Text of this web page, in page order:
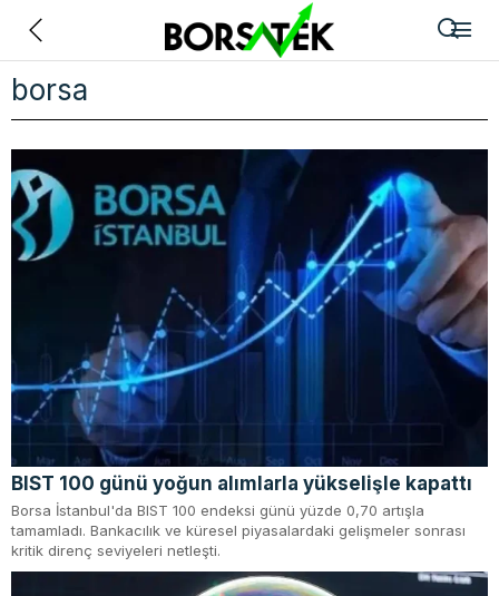
borsa
BIST 100 günü yoğun alımlarla yükselişle kapattı
Borsa İstanbul'da BIST 100 endeksi günü yüzde 0,70 artışla
tamamladı. Bankacılık ve küresel piyasalardaki gelişmeler sonrası
kritik direnç seviyeleri netleşti.